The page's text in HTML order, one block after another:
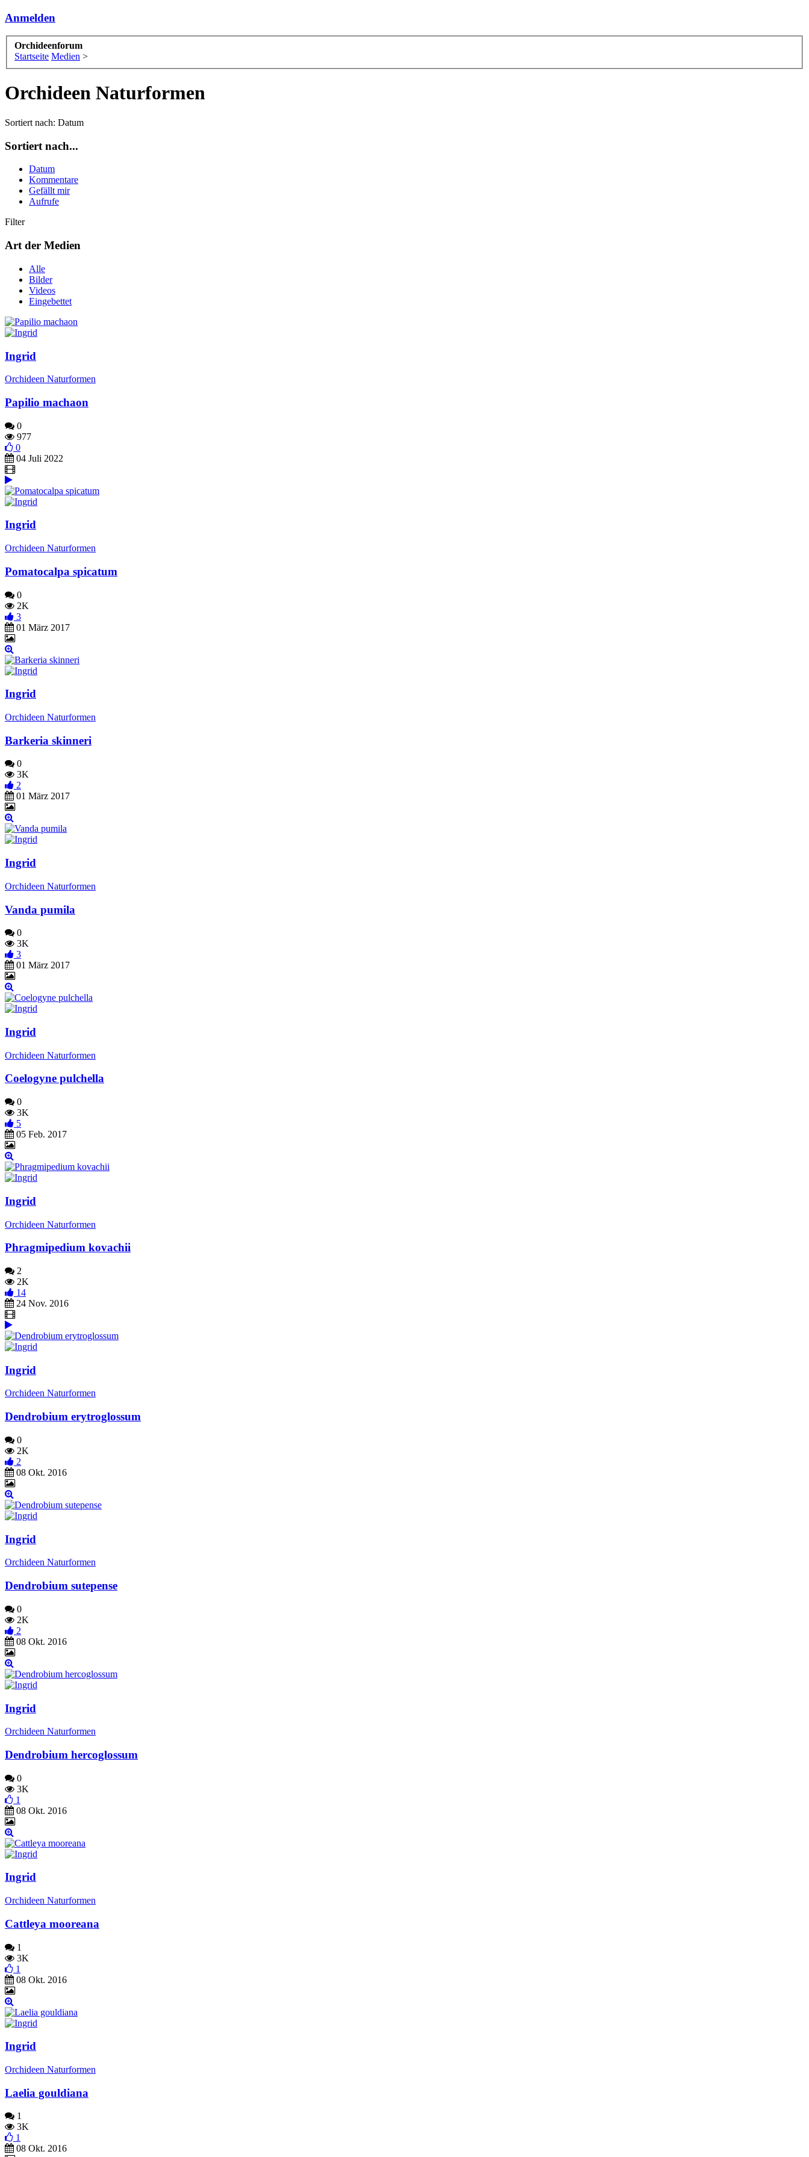
Anmelden
Orchideenforum
Startseite Medien >
Orchideen Naturformen
Sortiert nach: Datum
Sortiert nach...
Datum
Kommentare
Gefällt mir
Aufrufe
Filter
Art der Medien
Alle
Bilder
Videos
Eingebettet
Ingrid
Orchideen Naturformen
Papilio machaon
0
977
0
04 Juli 2022
Ingrid
Orchideen Naturformen
Pomatocalpa spicatum
0
2K
3
01 März 2017
Ingrid
Orchideen Naturformen
Barkeria skinneri
0
3K
2
01 März 2017
Ingrid
Orchideen Naturformen
Vanda pumila
0
3K
3
01 März 2017
Ingrid
Orchideen Naturformen
Coelogyne pulchella
0
3K
5
05 Feb. 2017
Ingrid
Orchideen Naturformen
Phragmipedium kovachii
2
2K
14
24 Nov. 2016
Ingrid
Orchideen Naturformen
Dendrobium erytroglossum
0
2K
2
08 Okt. 2016
Ingrid
Orchideen Naturformen
Dendrobium sutepense
0
2K
2
08 Okt. 2016
Ingrid
Orchideen Naturformen
Dendrobium hercoglossum
0
3K
1
08 Okt. 2016
Ingrid
Orchideen Naturformen
Cattleya mooreana
1
3K
1
08 Okt. 2016
Ingrid
Orchideen Naturformen
Laelia gouldiana
1
3K
1
08 Okt. 2016